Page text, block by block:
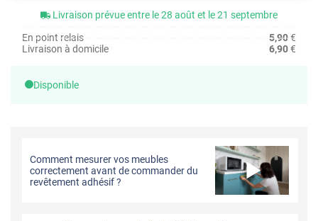
Livraison prévue entre le 28 août et le 21 septembre
En point relais
5,90€
Livraison à domicile
6,90€
Disponible
Comment mesurer vos meubles
correctement avant de commander du
revêtement adhésif ?